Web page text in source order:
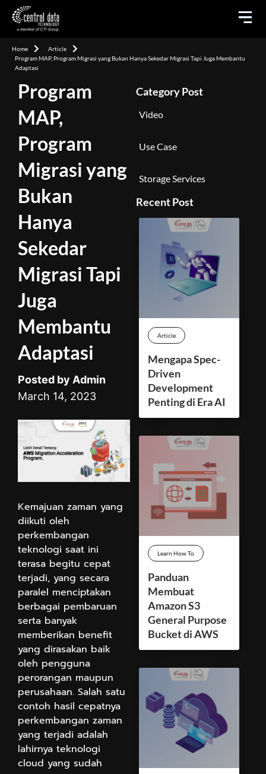
Home
Article
Program MAP, Program Migrasi yang Bukan Hanya Sekedar Migrasi Tapi Juga Membantu
Adaptasi
Program
MAP,
Program
Migrasi yang
Bukan
Hanya
Sekedar
Migrasi Tapi
Juga
Membantu
Adaptasi
Posted by Admin
March 14, 2023
Kemajuan zaman yang
diikuti oleh
perkembangan
teknologi saat ini
terasa begitu cepat
terjadi, yang secara
paralel menciptakan
berbagai pembaruan
serta banyak
memberikan benefit
yang dirasakan baik
oleh pengguna
perorangan maupun
perusahaan. Salah satu
contoh hasil cepatnya
perkembangan zaman
yang terjadi adalah
lahirnya teknologi
cloud yang sudah
Category Post
Video
Use Case
Storage Services
Recent Post
Article
Mengapa Spec-
Driven
Development
Penting di Era AI
Learn How To
Panduan
Membuat
Amazon S3
General Purpose
Bucket di AWS